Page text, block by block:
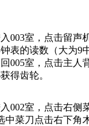
003室，点击留声
表的读数（大为9
005室，点击主人
得齿轮。
002室，点击右侧
中菜刀点击右下角